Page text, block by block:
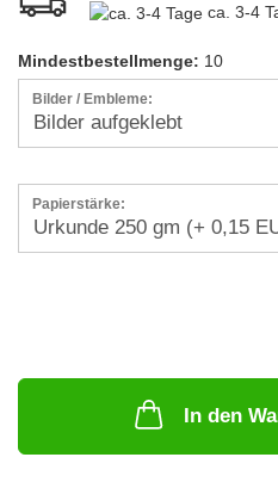
ca. 3-4
Mindestbestellmenge: 10
Bilder / Embleme:
Papierstärke:
In den